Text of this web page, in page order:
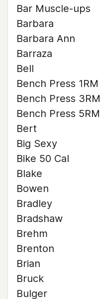
Bar Muscle-ups
Barbara
Barbara Ann
Barraza
Bell
Bench Press 1RM
Bench Press 3RM
Bench Press 5RM
Bert
Big Sexy
Bike 50 Cal
Blake
Bowen
Bradley
Bradshaw
Brehm
Brenton
Brian
Bruck
Bulger